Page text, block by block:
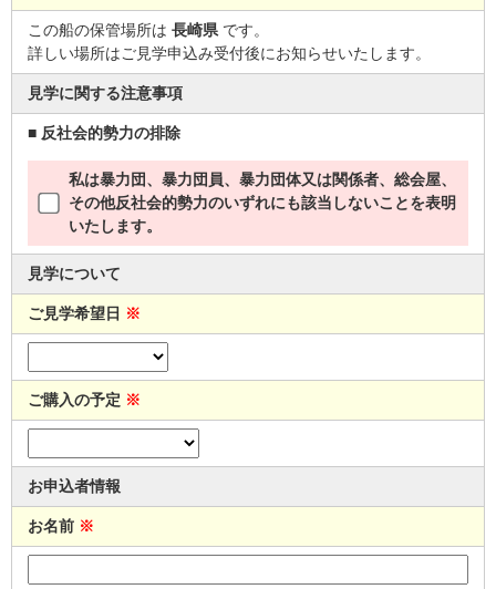
この船の保管場所は 長崎県 です。
詳しい場所はご見学申込み受付後にお知らせいたします。
見学に関する注意事項
■ 反社会的勢力の排除
私は暴力団、暴力団員、暴力団体又は関係者、総会屋、
その他反社会的勢力のいずれにも該当しないことを表明
いたします。
見学について
ご見学希望日 ※
ご購入の予定 ※
お申込者情報
お名前 ※